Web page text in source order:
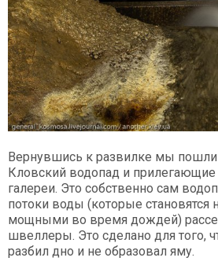
Вернувшись к развилке мы пошли
Кловский водопад и
галереи. Это собственно сам
потоки воды (которые становятся
мощными во время дождей)
швеллеры. Это сделано для того,
разбил дно и не образовал яму.